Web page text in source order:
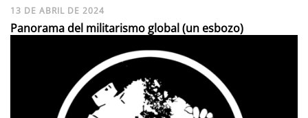
13 DE ABRIL DE 2024
Panorama del militarismo global (un esbozo)